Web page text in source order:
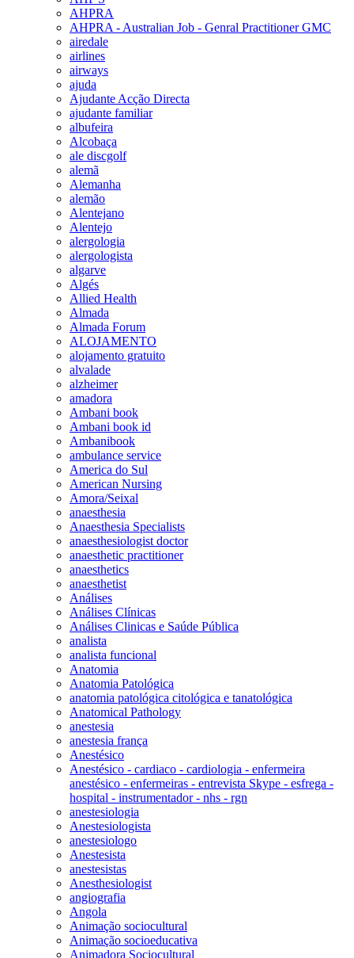
AHPRA
AHPRA - Australian Job - Genral Practitioner GMC
airedale
airlines
airways
ajuda
Ajudante Acção Directa
ajudante familiar
albufeira
Alcobaça
ale discgolf
alemã
Alemanha
alemão
Alentejano
Alentejo
alergologia
alergologista
algarve
Algés
Allied Health
Almada
Almada Forum
ALOJAMENTO
alojamento gratuito
alvalade
alzheimer
amadora
Ambani book
Ambani book id
Ambanibook
ambulance service
America do Sul
American Nursing
Amora/Seixal
anaesthesia
Anaesthesia Specialists
anaesthesiologist doctor
anaesthetic practitioner
anaesthetics
anaesthetist
Análises
Análises Clínicas
Análises Clinicas e Saúde Pública
analista
analista funcional
Anatomia
Anatomia Patológica
anatomia patológica citológica e tanatológica
Anatomical Pathology
anestesia
anestesia frança
Anestésico
Anestésico - cardiaco - cardiologia - enfermeira
anestésico - enfermeiras - entrevista Skype - esfrega -
hospital - instrumentador - nhs - rgn
anestesiologia
Anestesiologista
anestesiologo
Anestesista
anestesistas
Anesthesiologist
angiografia
Angola
Animação sociocultural
Animação socioeducativa
Animadora Sociocultural